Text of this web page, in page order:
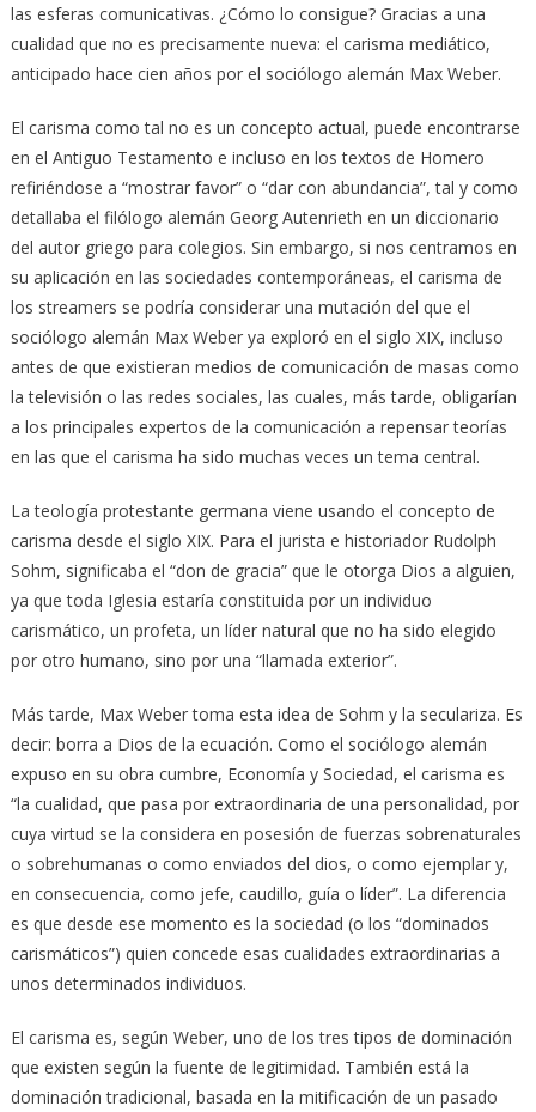
las esferas comunicativas. ¿Cómo lo consigue? Gracias a una
cualidad que no es precisamente nueva: el carisma mediático,
anticipado hace cien años por el sociólogo alemán Max Weber.
El carisma como tal no es un concepto actual, puede encontrarse
en el Antiguo Testamento e incluso en los textos de Homero
refiriéndose a “mostrar favor” o “dar con abundancia”, tal y como
detallaba el filólogo alemán Georg Autenrieth en un diccionario
del autor griego para colegios. Sin embargo, si nos centramos en
su aplicación en las sociedades contemporáneas, el carisma de
los streamers se podría considerar una mutación del que el
sociólogo alemán Max Weber ya exploró en el siglo XIX, incluso
antes de que existieran medios de comunicación de masas como
la televisión o las redes sociales, las cuales, más tarde, obligarían
a los principales expertos de la comunicación a repensar teorías
en las que el carisma ha sido muchas veces un tema central.
La teología protestante germana viene usando el concepto de
carisma desde el siglo XIX. Para el jurista e historiador Rudolph
Sohm, significaba el “don de gracia” que le otorga Dios a alguien,
ya que toda Iglesia estaría constituida por un individuo
carismático, un profeta, un líder natural que no ha sido elegido
por otro humano, sino por una “llamada exterior”.
Más tarde, Max Weber toma esta idea de Sohm y la seculariza. Es
decir: borra a Dios de la ecuación. Como el sociólogo alemán
expuso en su obra cumbre, Economía y Sociedad, el carisma es
“la cualidad, que pasa por extraordinaria de una personalidad, por
cuya virtud se la considera en posesión de fuerzas sobrenaturales
o sobrehumanas o como enviados del dios, o como ejemplar y,
en consecuencia, como jefe, caudillo, guía o líder”. La diferencia
es que desde ese momento es la sociedad (o los “dominados
carismáticos”) quien concede esas cualidades extraordinarias a
unos determinados individuos.
El carisma es, según Weber, uno de los tres tipos de dominación
que existen según la fuente de legitimidad. También está la
dominación tradicional, basada en la mitificación de un pasado